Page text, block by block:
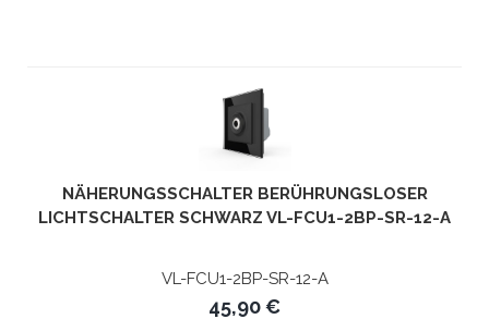
NÄHERUNGSSCHALTER BERÜHRUNGSLOSER
LICHTSCHALTER SCHWARZ VL-FCU1-2BP-SR-12-A
VL-FCU1-2BP-SR-12-A
45,90 €